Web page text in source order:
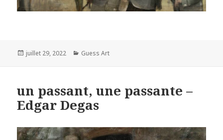
Posted
juillet 29, 2022 Categories
Guess Art
un passant, une passante –
Edgar Degas